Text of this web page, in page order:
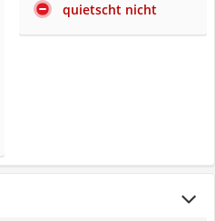
quietscht nicht